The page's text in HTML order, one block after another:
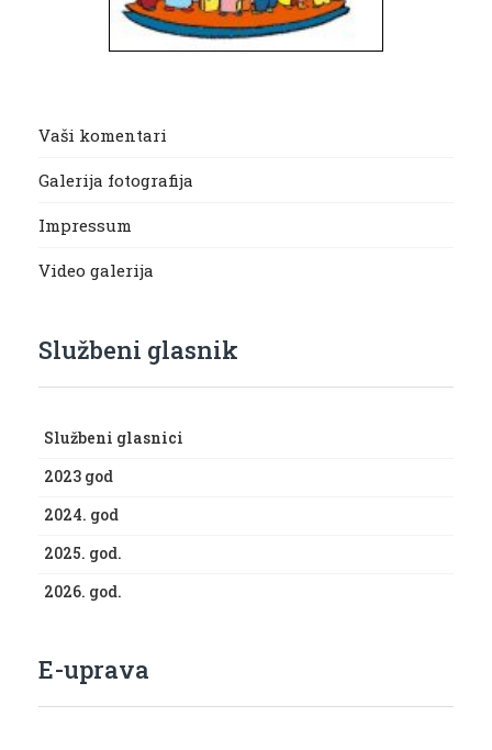
Vaši komentari
Galerija fotografija
Impressum
Video galerija
Službeni glasnik
Službeni glasnici
2023 god
2024. god
2025. god.
2026. god.
E-uprava